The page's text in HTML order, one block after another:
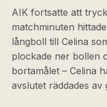
AIK fortsatte att
matchminuten
långboll till Celina
plockade ner bollen
bortamålet – Celina
avslutet räddades av